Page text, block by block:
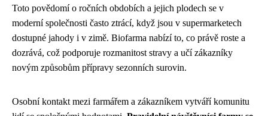
Toto povědomí o ročních obdobích a jejich plodech se v
moderní společnosti často ztrácí, když jsou v supermarketech
dostupné jahody i v zimě. Biofarma nabízí to, co právě roste a
dozrává, což podporuje rozmanitost stravy a učí zákazníky
novým způsobům přípravy sezonních surovin.
Osobní kontakt mezi farmářem a zákazníkem vytváří komunitu